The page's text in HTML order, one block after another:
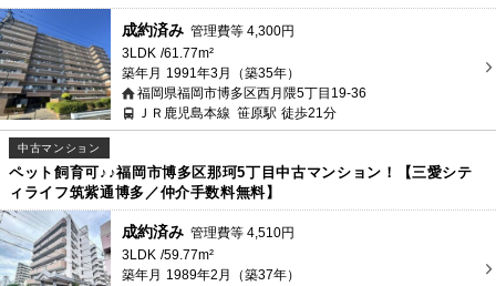
3LDK 61.77m²
築年月 1991年3月（築35年）
福岡県福岡市博多区西月隈5丁目19-36
ＪＲ鹿児島本線 笹原駅 徒歩21分
成約済み 管理費等 4,300円
中古マンション
ペット飼育可♪♪福岡市博多区那珂5丁目中古マンション！【三愛シテ
ィライフ筑紫通博多／仲介手数料無料】
3LDK 59.77m²
築年月 1989年2月（築37年）
成約済み 管理費等 4,510円